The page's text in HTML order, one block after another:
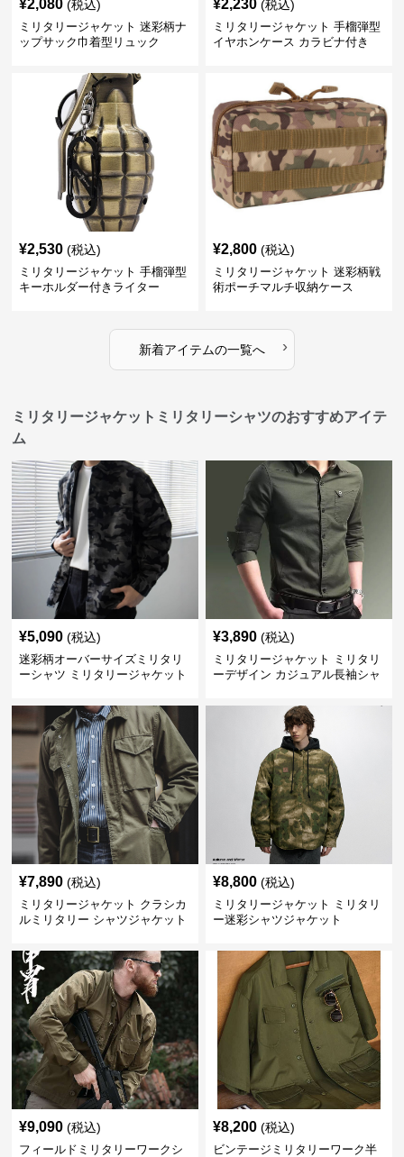
¥2,080 (税込)
ミリタリージャケット 迷彩柄ナ
ップサック巾着型リュック
¥2,230 (税込)
ミリタリージャケット 手榴弾型
イヤホンケース カラビナ付き
¥2,530 (税込)
ミリタリージャケット 手榴弾型
キーホルダー付きライター
¥2,800 (税込)
ミリタリージャケット 迷彩柄戦
術ポーチマルチ収納ケース
新着アイテムの一覧へ ›
ミリタリージャケットミリタリーシャツのおすすめアイテ
ム
¥5,090 (税込)
迷彩柄オーバーサイズミリタリ
ーシャツ ミリタリージャケット
¥3,890 (税込)
ミリタリージャケット ミリタリ
ーデザイン カジュアル長袖シャ
¥7,890 (税込)
ミリタリージャケット クラシカ
ルミリタリー シャツジャケット
¥8,800 (税込)
ミリタリージャケット ミリタリ
ー迷彩シャツジャケット
¥9,090 (税込)
フィールドミリタリーワークシ
¥8,200 (税込)
ビンテージミリタリーワーク半